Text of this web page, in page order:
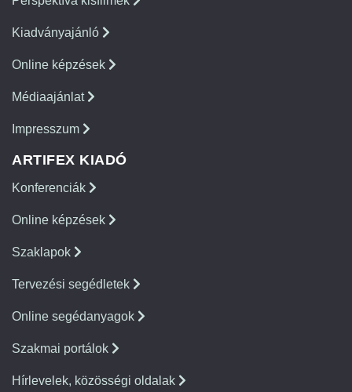
Kiadványajánló
Online képzések
Médiaajánlat
Impresszum
ARTIFEX KIADÓ
Konferenciák
Online képzések
Szaklapok
Tervezési segédletek
Online segédanyagok
Szakmai portálok
Hírlevelek, közösségi oldalak